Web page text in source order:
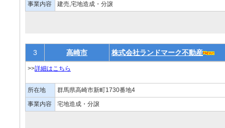
事業内容
建売,宅地造成・分譲
3 高崎市 株式会社ランドマーク不動産
>>詳細はこちら
所在地
群馬県高崎市新町1730番地4
事業内容
宅地造成・分譲